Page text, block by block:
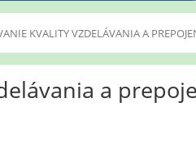
KVALITY VZDELÁVANIA A
a